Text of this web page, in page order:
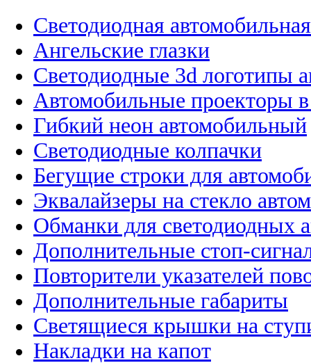
Светодиодная
Ангельские глазки
Светодиодные 3d логотипы
Автомобильные проекторы
Гибкий неон автомобильный
Светодиодные колпачки
Бегущие строки для
Эквалайзеры на стекло
Обманки для светодиодных
Дополнительные стоп-
Повторители указателей
Дополнительные габариты
Светящиеся крышки на
Накладки на капот